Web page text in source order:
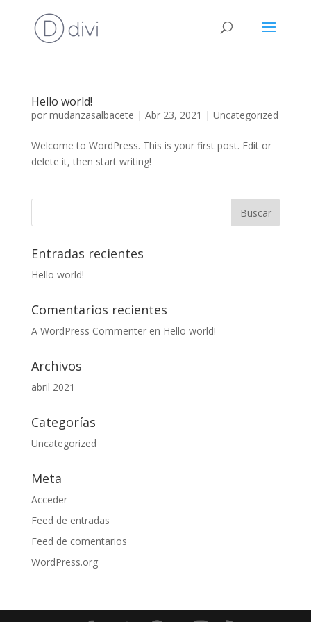
Hello world!
por mudanzasalbacete | Abr 23, 2021 | Uncategorized
Welcome to WordPress. This is your first post. Edit or
delete it, then start writing!
Entradas recientes
Hello world!
Comentarios recientes
A WordPress Commenteren Hello world!
Archivos
abril 2021
Categorías
Uncategorized
Meta
Acceder
Feed de entradas
Feed de comentarios
WordPress.org